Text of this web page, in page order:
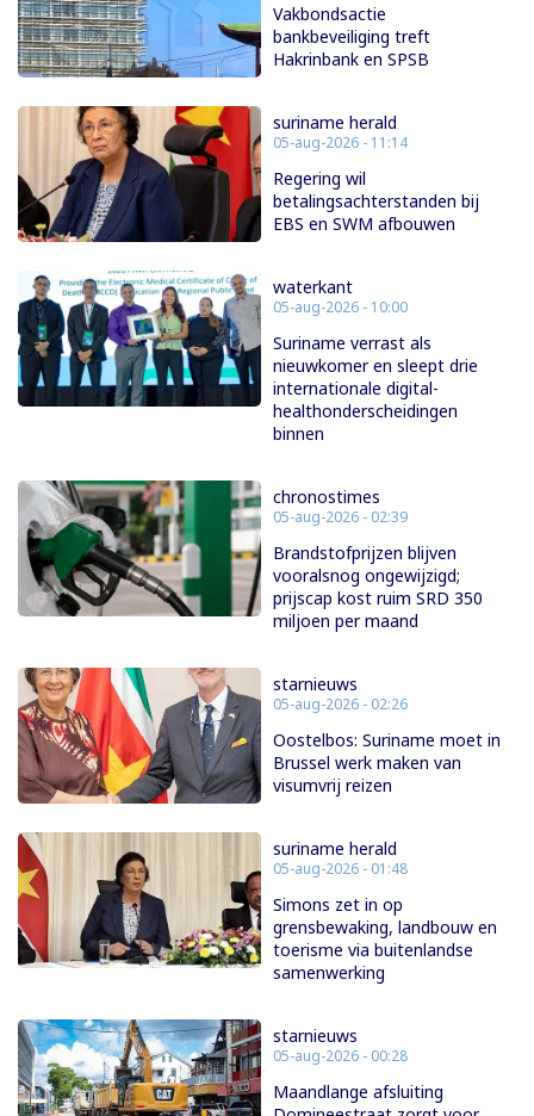
Vakbondsactie
bankbeveiliging treft
Hakrinbank en SPSB
suriname herald
05-aug-2026 - 11:14
Regering wil
betalingsachterstanden bij
EBS en SWM afbouwen
waterkant
05-aug-2026 - 10:00
Suriname verrast als
nieuwkomer en sleept drie
internationale digital-
healthonderscheidingen
binnen
chronostimes
05-aug-2026 - 02:39
Brandstofprijzen blijven
vooralsnog ongewijzigd;
prijscap kost ruim SRD 350
miljoen per maand
starnieuws
05-aug-2026 - 02:26
Oostelbos: Suriname moet in
Brussel werk maken van
visumvrij reizen
suriname herald
05-aug-2026 - 01:48
Simons zet in op
grensbewaking, landbouw en
toerisme via buitenlandse
samenwerking
starnieuws
05-aug-2026 - 00:28
Maandlange afsluiting